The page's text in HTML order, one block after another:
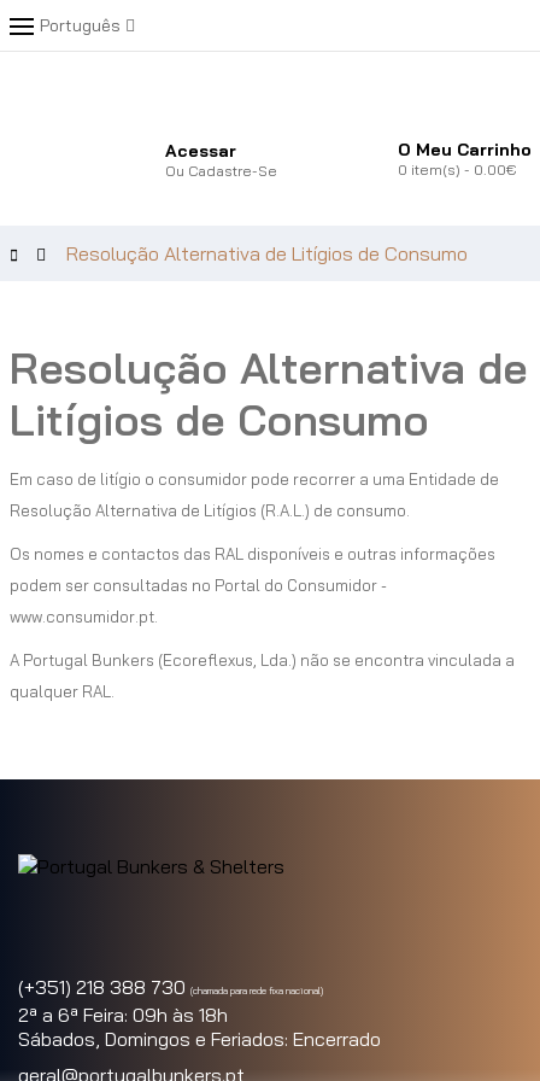
Português
Acessar
Ou Cadastre-Se
O Meu Carrinho
0 item(s) - 0.00€
Resolução Alternativa de Litígios de Consumo
Resolução Alternativa de
Litígios de Consumo
Em caso de litígio o consumidor pode recorrer a uma Entidade de
Resolução Alternativa de Litígios (R.A.L.) de consumo.
Os nomes e contactos das RAL disponíveis e outras informações
podem ser consultadas no Portal do Consumidor -
www.consumidor.pt.
A Portugal Bunkers (Ecoreflexus, Lda.) não se encontra vinculada a
qualquer RAL.
(+351) 218 388 730 (chamada para rede fixa nacional)
2ª a 6ª Feira: 09h às 18h
Sábados, Domingos e Feriados: Encerrado
geral@portugalbunkers.pt